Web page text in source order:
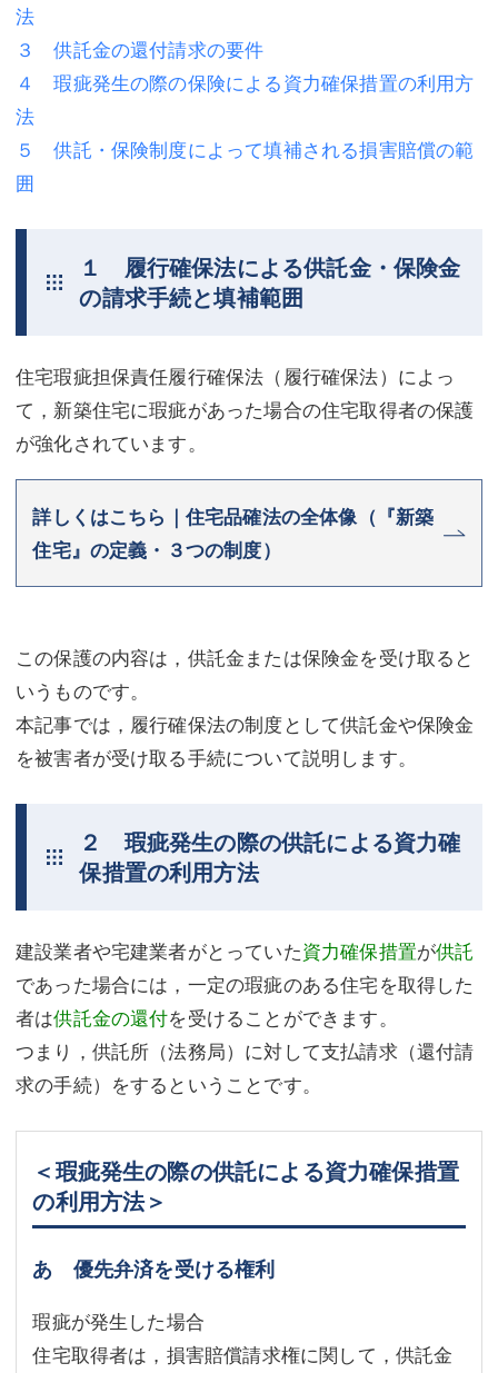
離婚（夫婦間トラブル）
労働問題（解雇，残業等）
交通事故
不動産登記
調査・書面作成
債務整理
アクセス
東京事務所 (新宿・四谷)
川口事務所（埼玉県川口市）
企業法務
刑事弁護
不動産登記
商業登記
債務整理
マスコミ取材・実績
東京事務所 (新宿・四谷)
埼玉事務所 (さいたま市)
お問い合せフォーム
法
３ 供託金の還付請求の要件
４ 瑕疵発生の際の保険による資力確保措置の利用方
法
５ 供託・保険制度によって填補される損害賠償の範
囲
１ 履行確保法による供託金・保険金
の請求手続と填補範囲
住宅瑕疵担保責任履行確保法（履行確保法）によっ
て，新築住宅に瑕疵があった場合の住宅取得者の保護
が強化されています。
詳しくはこちら｜住宅品確法の全体像（『新築
住宅』の定義・３つの制度）
この保護の内容は，供託金または保険金を受け取ると
いうものです。
本記事では，履行確保法の制度として供託金や保険金
を被害者が受け取る手続について説明します。
２ 瑕疵発生の際の供託による資力確
保措置の利用方法
建設業者や宅建業者がとっていた資力確保措置が供託
であった場合には，一定の瑕疵のある住宅を取得した
者は供託金の還付を受けることができます。
つまり，供託所（法務局）に対して支払請求（還付請
求の手続）をするということです。
＜瑕疵発生の際の供託による資力確保措置
の利用方法＞
あ 優先弁済を受ける権利
瑕疵が発生した場合
住宅取得者は，損害賠償請求権に関して，供託金